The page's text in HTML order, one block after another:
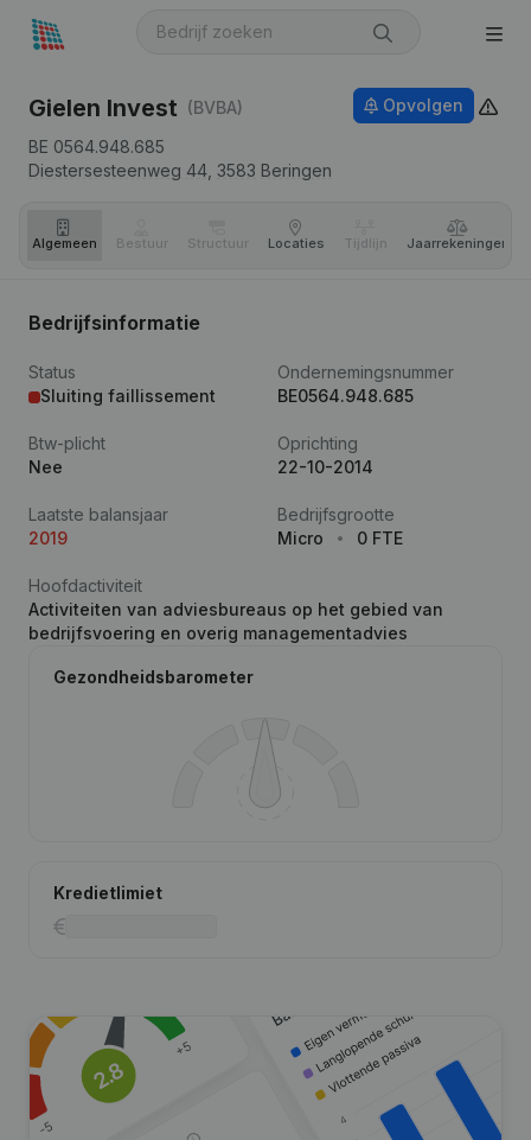
Gielen Invest (BVBA)
BE 0564.948.685
Diestersesteenweg 44, 3583 Beringen
Opvolgen
Algemeen Bestuur Structuur Locaties Tijdlijn Jaar­rekeningen
Bedrijfsinformatie
Status
Sluiting faillissement
Ondernemingsnummer
BE0564.948.685
Btw-plicht
Nee
Oprichting
22-10-2014
Laatste balansjaar
2019
Bedrijfsgrootte
Micro
0 FTE
Hoofdactiviteit
Activiteiten van adviesbureaus op het gebied van
bedrijfsvoering en overig managementadvies
Gezondheidsbarometer
Kredietlimiet